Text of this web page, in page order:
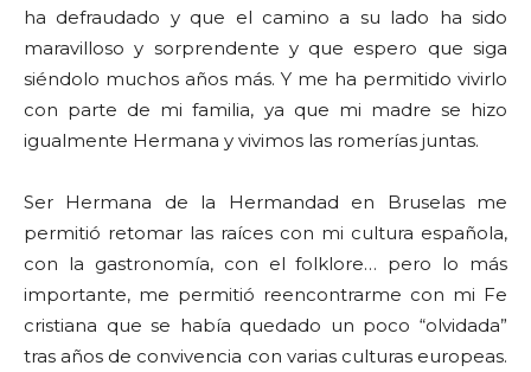
ha defraudado y que el camino a su lado ha sido
maravilloso y sorprendente y que espero que siga
siéndolo muchos años más. Y me ha permitido vivirlo
con parte de mi familia, ya que mi madre se hizo
igualmente Hermana y vivimos las romerías juntas.
Ser Hermana de la Hermandad en Bruselas me
permitió retomar las raíces con mi cultura española,
con la gastronomía, con el folklore… pero lo más
importante, me permitió reencontrarme con mi Fe
cristiana que se había quedado un poco “olvidada”
tras años de convivencia con varias culturas europeas.